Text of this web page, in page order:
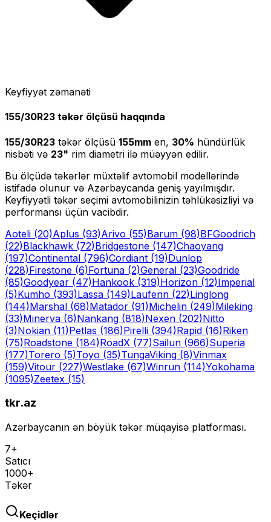
Keyfiyyət zəmanəti
155/30R23 təkər ölçüsü haqqında
155/30R23 təkər ölçüsü 155mm en, 30% hündürlük
nisbəti və 23" rim diametri ilə müəyyən edilir.
Bu ölçüdə təkərlər müxtəlif avtomobil modellərində
istifadə olunur və Azərbaycanda geniş yayılmışdır.
Keyfiyyətli təkər seçimi avtomobilinizin təhlükəsizliyi və
performansı üçün vacibdir.
Aoteli (20)Aplus (93)Arivo (55)Barum (98)BFGoodrich
(22)Blackhawk (72)Bridgestone (147)Chaoyang
(197)Continental (796)Cordiant (19)Dunlop
(228)Firestone (6)Fortuna (2)General (23)Goodride
(85)Goodyear (47)Hankook (319)Horizon (12)Imperial
(5)Kumho (393)Lassa (149)Laufenn (22)Linglong
(144)Marshal (68)Matador (91)Michelin (249)Mileking
(33)Minerva (6)Nankang (818)Nexen (202)Nitto
(3)Nokian (11)Petlas (186)Pirelli (394)Rapid (16)Riken
(75)Roadstone (184)RoadX (77)Sailun (966)Superia
(177)Torero (5)Toyo (35)TungaViking (8)Vinmax
(159)Vitour (227)Westlake (67)Winrun (114)Yokohama
(1095)Zeetex (15)
tkr.az
Azərbaycanın ən böyük təkər müqayisə platforması.
7+
Satıcı
1000+
Təkər
Keçidlər